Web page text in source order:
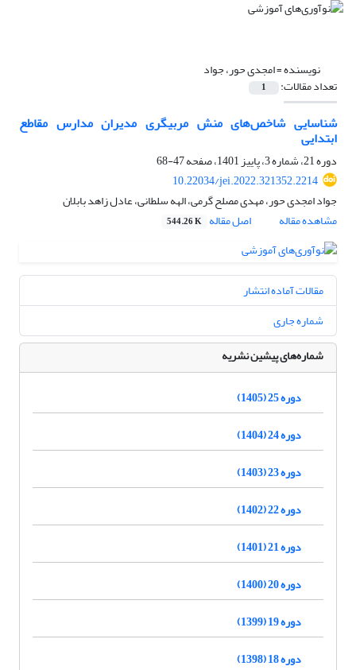
نویسنده =امجدی حور، جواد
تعداد مقالات: 1
شناسایی شاخص‌های منش مربیگری مدیران مدارس مقاطع
ابتدایی
دوره 21، شماره 3، پاییز 1401، صفحه
47-68
10.22034/jei.2022.321352.2214
جواد امجدی حور، مهدی مصلح گرمی، الهه سلطانی، عادل زاهد بابلان
مشاهده مقاله
اصل مقاله 544.26 K
مقالات آماده انتشار
شماره جاری
شماره‌های پیشین نشریه
دوره 25 (1405)
دوره 24 (1404)
دوره 23 (1403)
دوره 22 (1402)
دوره 21 (1401)
دوره 20 (1400)
دوره 19 (1399)
دوره 18 (1398)